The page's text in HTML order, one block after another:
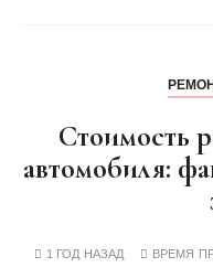
Стоимость
автомобиля:
1 ГОД НАЗАД ВРЕМЯ